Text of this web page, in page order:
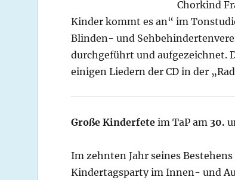
Chorkind
Kinder kommt es an“ im
Blinden- und
durchgeführt und aufgezeichnet.
einigen Liedern der CD in der
Große Kinderfete im TaP am 30.
Im zehnten Jahr seines
Kindertagsparty im Innen- und